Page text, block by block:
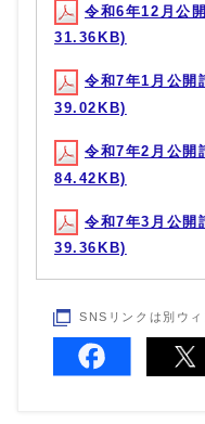
令和6年12月公
31.36KB)
令和7年1月公開
39.02KB)
令和7年2月公開
84.42KB)
令和7年3月公開
39.36KB)
SNSリンクは別ウ